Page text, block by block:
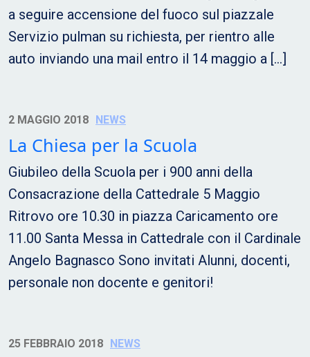
a seguire accensione del fuoco sul piazzale
Servizio pulman su richiesta, per rientro alle
auto inviando una mail entro il 14 maggio a […]
2 MAGGIO 2018 NEWS
La Chiesa per la Scuola
Giubileo della Scuola per i 900 anni della
Consacrazione della Cattedrale 5 Maggio
Ritrovo ore 10.30 in piazza Caricamento ore
11.00 Santa Messa in Cattedrale con il Cardinale
Angelo Bagnasco Sono invitati Alunni, docenti,
personale non docente e genitori!
25 FEBBRAIO 2018 NEWS